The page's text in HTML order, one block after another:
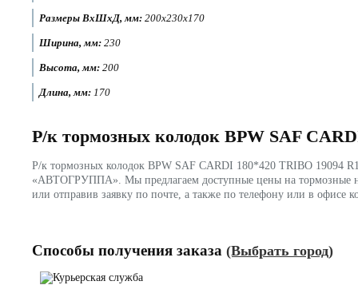
Размеры ВхШхД, мм: 200x230x170
Ширина, мм: 230
Высота, мм: 200
Длина, мм: 170
Р/к тормозных колодок BPW SAF
Р/к тормозных колодок BPW SAF CARDI 180*420 TRIBO 19094
«АВТОГРУППА». Мы предлагаем доступные цены на тормозные
или отправив заявку по почте, а также по телефону или в
Способы получения заказа (Выбрать город)